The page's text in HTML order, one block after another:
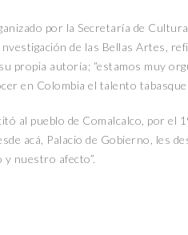
por la Secretaría de
de las Bellas Artes,
propia autoría; “estamos muy
en Colombia el talento
al pueblo de Comalcalco, por el
acá, Palacio de Gobierno, les
nuestro afecto”.